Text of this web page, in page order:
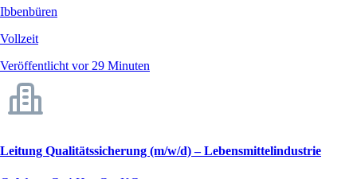
Ibbenbüren
Vollzeit
Veröffentlicht vor 29 Minuten
Leitung Qualitätssicherung (m/w/d) – Lebensmittelindustrie